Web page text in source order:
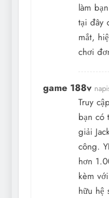
làm
tại đây
mắt,
chơi
game 188v
Truy
bạn có
giải
công.
hơn
kèm
hữu hệ